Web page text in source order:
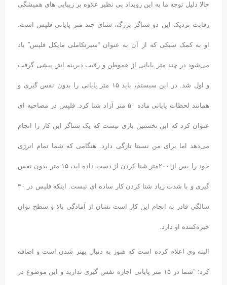
حالا دلیل توجه ما به این رویداد بی نظیر علاوه بر زیبایی های همیشگی
رقابت نزدیک این دو شناگر بزرگ، شنای چند متر پایانی فلپس است.
او به کمک سبکی که از آن به عنوان “سیرتکاملی مایکل فلپس” یاد
می‌شود در چند متر پایانی از هموطن و رقیب دیرینه اش پیشی گرفت
و اول شد. در این سیستم، باید ۱۵ متر پایانی را بدون نفس گیری و
همانند لحظات پایانی ماده ۵۰ متر آزاد شنا کرد. فلپس در مصاحبه ای
عنوان کرد که این نخستین باری نیست که یک شناگر این کار را انجام
می‌دهد اما برای من نسبتا تازگی دارد. هنگامی که شما تمام انرژی
خود را پس از ۲۰۰متر شنا کردن از دست داده اید، ۱۵ متر بدون نفس
گیری و با شدت زیاد شنا کردن کار ساده ای نیست. اینکه فلپس در ۳۰
سالگی قادر به انجام این کار است نشان از آمادگی بالا و سطح توان
خیره‌کننده او دارد.
البته وی اعلام کرده است که هنوز به دنبال بهتر شدن است و اضافه
کرد: “شما در ۱۵ متر پایانی اجازه نفس گیری ندارید و این موضوع در